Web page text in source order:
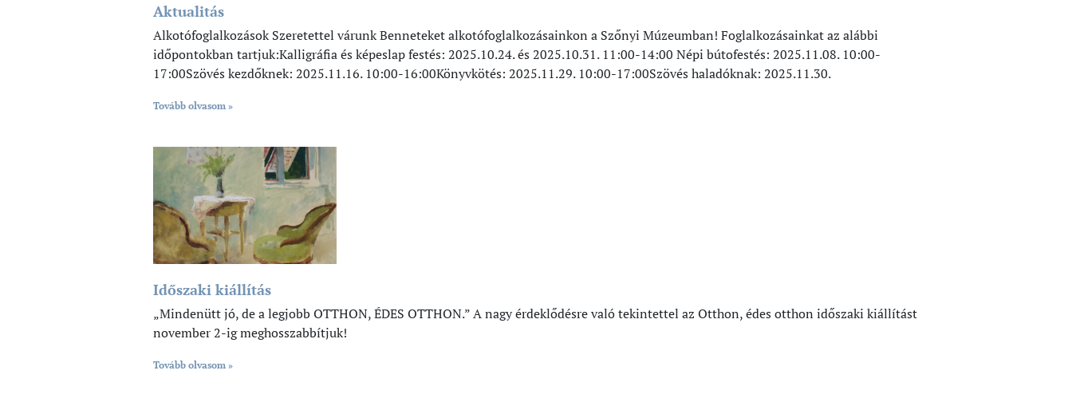
Aktualitás
Alkotófoglalkozások Szeretettel várunk Benneteket alkotófoglalkozásainkon a Szőnyi Múzeumban! Foglalkozásainkat az alábbi
időpontokban tartjuk:Kalligráfia és képeslap festés: 2025.10.24. és 2025.10.31. 11:00-14:00 Népi bútofestés: 2025.11.08. 10:00-
17:00Szövés kezdőknek: 2025.11.16. 10:00-16:00Könyvkötés: 2025.11.29. 10:00-17:00Szövés haladóknak: 2025.11.30.
Tovább olvasom »
Időszaki kiállítás
„Mindenütt jó, de a legjobb OTTHON, ÉDES OTTHON.” A nagy érdeklődésre való tekintettel az Otthon, édes otthon időszaki kiállítást
november 2-ig meghosszabbítjuk!
Tovább olvasom »